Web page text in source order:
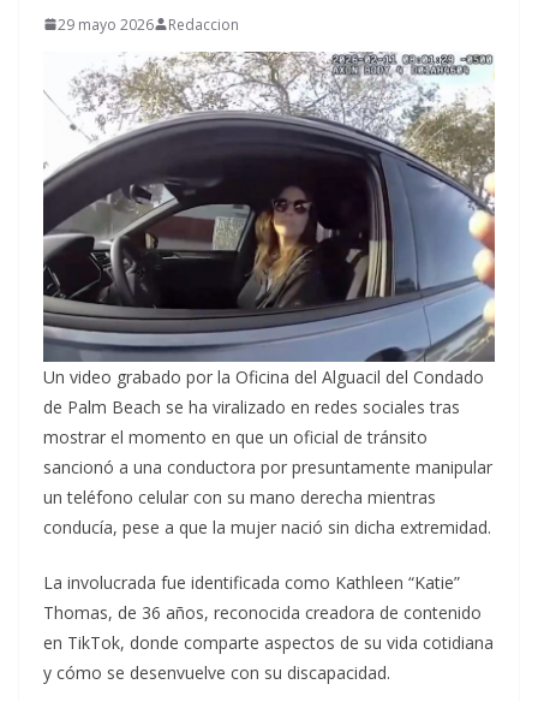
29 mayo 2026 Redaccion
Un video grabado por la Oficina del Alguacil del Condado
de Palm Beach se ha viralizado en redes sociales tras
mostrar el momento en que un oficial de tránsito
sancionó a una conductora por presuntamente manipular
un teléfono celular con su mano derecha mientras
conducía, pese a que la mujer nació sin dicha extremidad.
La involucrada fue identificada como Kathleen “Katie”
Thomas, de 36 años, reconocida creadora de contenido
en TikTok, donde comparte aspectos de su vida cotidiana
y cómo se desenvuelve con su discapacidad.